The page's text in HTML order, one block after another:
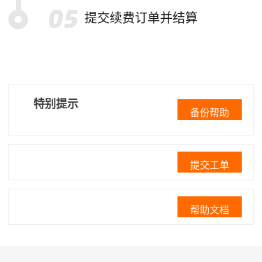
提交续费订单并结算
特别提示
备份帮助
提交工单
帮助文档